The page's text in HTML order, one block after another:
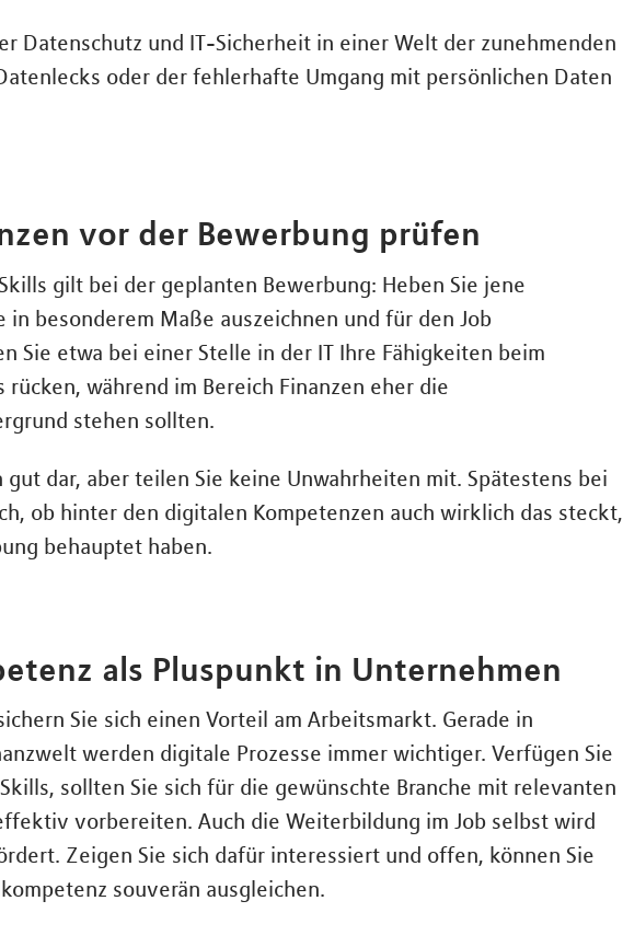
Datenschutz und IT-Sicherheit in einer Welt der zunehmenden
oder der fehlerhafte Umgang mit persönlichen Daten
vor der Bewerbung prüfen
gilt bei der geplanten Bewerbung: Heben Sie jene
in besonderem Maße auszeichnen und für den Job
Sie etwa bei einer Stelle in der IT Ihre Fähigkeiten beim
rücken, während im Bereich Finanzen eher die
stehen sollten.
dar, aber teilen Sie keine Unwahrheiten mit. Spätestens bei
ob hinter den digitalen Kompetenzen auch wirklich das steckt,
behauptet haben.
als Pluspunkt in Unternehmen
Sie sich einen Vorteil am Arbeitsmarkt. Gerade in
werden digitale Prozesse immer wichtiger. Verfügen Sie
sollten Sie sich für die gewünschte Branche mit relevanten
vorbereiten. Auch die Weiterbildung im Job selbst wird
Zeigen Sie sich dafür interessiert und offen, können Sie
souverän ausgleichen.